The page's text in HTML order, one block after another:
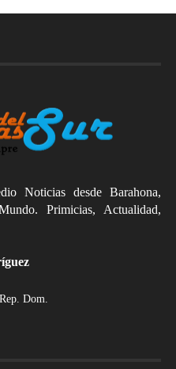
Noticias desde Barahona,
Primicias, Actualidad,
Dom.